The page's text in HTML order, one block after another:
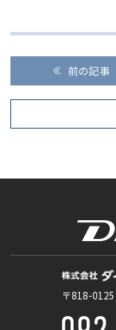
前の記事
〒818-0125